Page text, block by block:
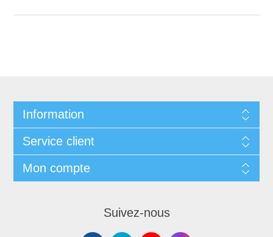
Information
Service client
Mon compte
Suivez-nous